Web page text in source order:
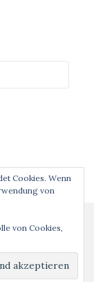
Cookies. Wenn
von
von Cookies,
byWordPress